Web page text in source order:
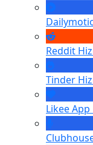
Reddit
Tinder
Likee App